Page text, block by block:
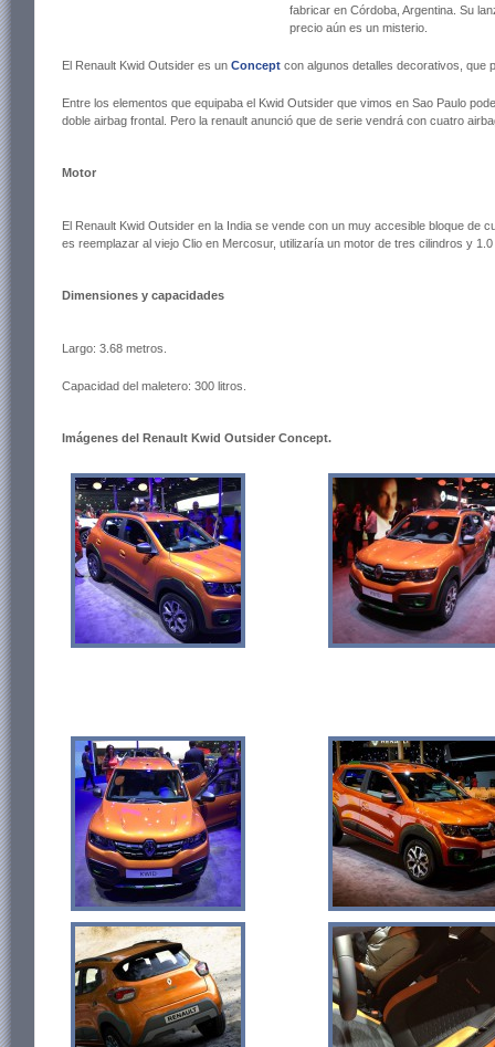
fabricar en Córdoba, Argentina. Su
precio aún es un misterio.
El Renault Kwid Outsider es un Concept con algunos detalles decorativos, que
Entre los elementos que equipaba el Kwid Outsider que vimos en Sao Paulo
doble airbag frontal. Pero la renault anunció que de serie vendrá con cuatro
Motor
El Renault Kwid Outsider en la India se vende con un muy accesible bloque de
es reemplazar al viejo Clio en Mercosur, utilizaría un motor de tres cilindros y
Dimensiones y capacidades
Largo: 3.68 metros.
Capacidad del maletero: 300 litros.
Imágenes del Renault Kwid Outsider Concept.